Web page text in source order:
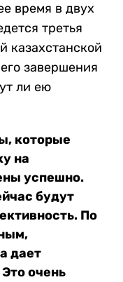
время в двух
третья
казахстанской
завершения
ли ею
которые
на
успешно.
будут
По
дает
очень